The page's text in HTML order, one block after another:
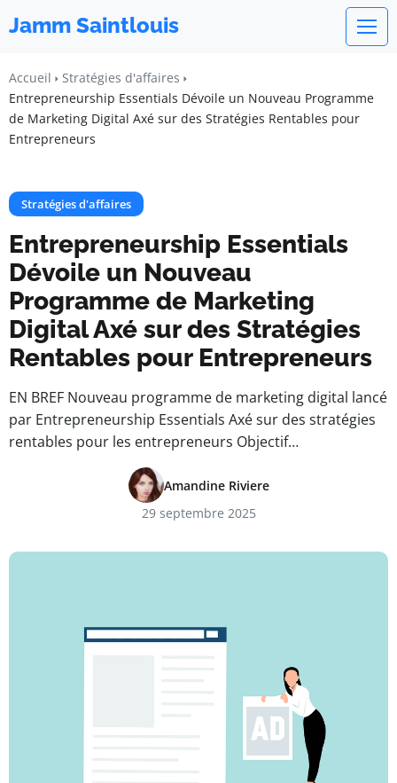
Jamm Saintlouis
Accueil
Stratégies d'affaires
Entrepreneurship Essentials Dévoile un Nouveau Programme
de Marketing Digital Axé sur des Stratégies Rentables pour
Entrepreneurs
Stratégies d'affaires
Entrepreneurship Essentials
Dévoile un Nouveau
Programme de Marketing
Digital Axé sur des Stratégies
Rentables pour Entrepreneurs
EN BREF Nouveau programme de marketing digital lancé
par Entrepreneurship Essentials Axé sur des stratégies
rentables pour les entrepreneurs Objectif…
Amandine Riviere
29 septembre 2025